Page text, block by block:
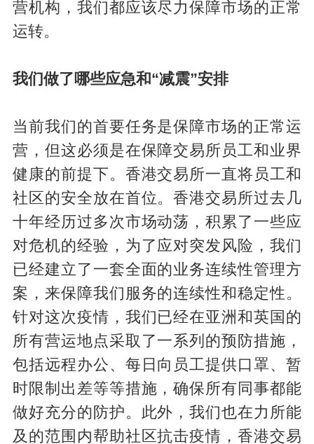
营机构，我们都应该尽力保障市场的正常
运转。
我们做了哪些应急和“减震”安排
当前我们的首要任务是保障市场的正常运
营，但这必须是在保障交易所员工和业界
健康的前提下。香港交易所一直将员工和
社区的安全放在首位。香港交易所过去几
十年经历过多次市场动荡，积累了一些应
对危机的经验，为了应对突发风险，我们
已经建立了一套全面的业务连续性管理方
案，来保障我们服务的连续性和稳定性。
针对这次疫情，我们已经在亚洲和英国的
所有营运地点采取了一系列的预防措施，
包括远程办公、每日向员工提供口罩、暂
时限制出差等等措施，确保所有同事都能
做好充分的防护。此外，我们也在力所能
及的范围内帮助社区抗击疫情，香港交易